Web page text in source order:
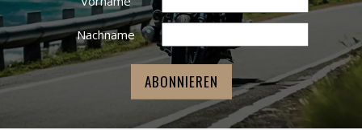
Nachname